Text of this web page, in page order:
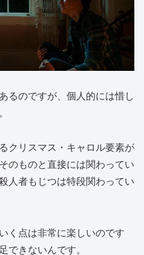
るのですが、個人的には惜し
クリスマス・キャロル要素が
のものと直接には関わってい
人者もじつは特段関わってい
く点は非常に楽しいのです
できないんです。